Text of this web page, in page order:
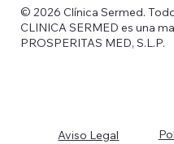
© 2026 Clínica Sermed.
CLINICA SERMED es una
PROSPERITAS MED, S.L.P.
Aviso Legal